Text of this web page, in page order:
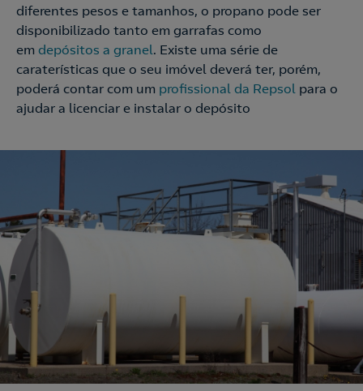
diferentes pesos e tamanhos, o propano pode ser
disponibilizado tanto em garrafas como
em depósitos a granel. Existe uma série de
caraterísticas que o seu imóvel deverá ter, porém,
poderá contar com um profissional da Repsol para o
ajudar a licenciar e instalar o depósito